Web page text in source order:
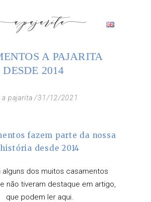
A PAJARITA
DESDE 2014
a pajarita 31/12/2021
fazem parte da nossa
história desde 2014
alguns dos muitos casamentos
não tiveram destaque em artigo,
que podem ler aqui.